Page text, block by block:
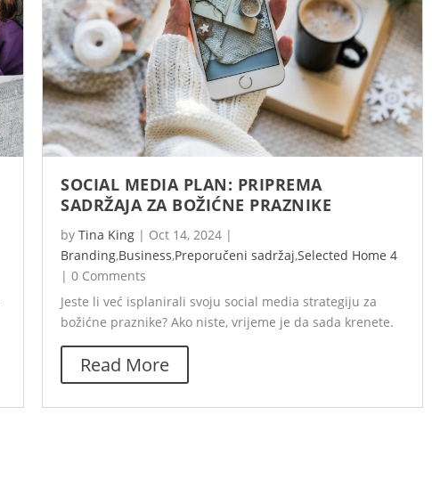
SOCIAL MEDIA PLAN: PRIPREMA
SADRŽAJA ZA BOŽIĆNE PRAZNIKE
by Tina King | Oct 14, 2024 |
Branding,Business,Preporučeni sadržaj,Selected Home 4
| 0 Comments
Jeste li već isplanirali svoju social media strategiju za
božićne praznike? Ako niste, vrijeme je da sada krenete.
Read More